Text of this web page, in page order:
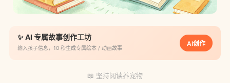
✨ AI 专属故事创作工坊
输入孩子信息，10 秒生成专属绘本 / 动画故事
AI创作
📖 坚持阅读养宠物